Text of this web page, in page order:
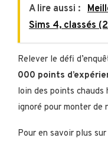
A lire aussi :
Sims 4, classés
Relever le défi
000 points
loin des points
ignoré pour monter de
Pour en savoir plus